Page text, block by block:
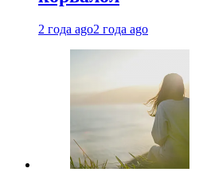
2 года ago2 года ago